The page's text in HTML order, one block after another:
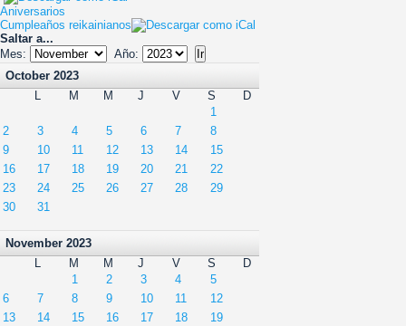
Aniversarios
Cumpleaños reikainianos
Saltar a...
Mes:
Año:
October 2023
L
M M J V S
D
1
2
3 4 5 6 7
8
9
10 11 12 13 14
15
16
17 18 19 20 21
22
23
24 25 26 27 28
29
30
31
November 2023
L
M M J V S
D
1
2 3 4
5
6
7 8 9 10 11
12
13
14 15 16 17 18 19